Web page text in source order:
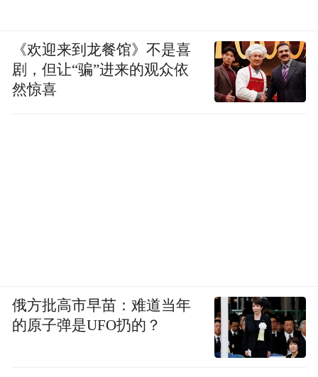
《欢迎来到龙餐馆》不是喜
剧，但让“骗”进来的观众依
然惊喜
俄方批高市早苗：难道当年
的原子弹是UFO扔的？